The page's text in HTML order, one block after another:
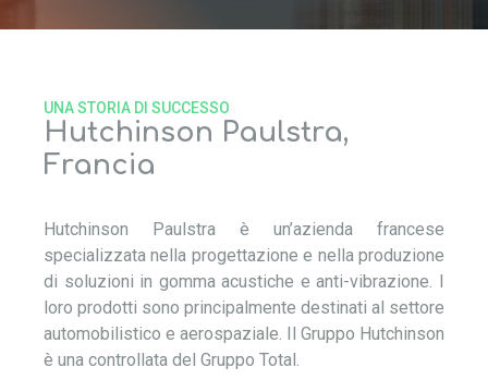
Hutchinson Paulstra,
Francia
UNA STORIA DI SUCCESSO
Hutchinson Paulstra è un’azienda francese
specializzata nella progettazione e nella produzione
di soluzioni in gomma acustiche e anti-vibrazione. I
loro prodotti sono principalmente destinati al settore
automobilistico e aerospaziale. Il Gruppo Hutchinson
è una controllata del Gruppo Total.